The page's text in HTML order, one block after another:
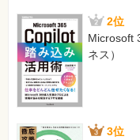
2位
Microsoft
ネス）
3位